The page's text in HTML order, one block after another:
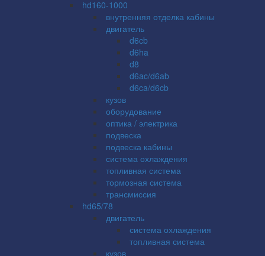
hd160-1000
внутренняя отделка кабины
двигатель
d6cb
d6ha
d8
d6ac/d6ab
d6ca/d6cb
кузов
оборудование
оптика / электрика
подвеска
подвеска кабины
система охлаждения
топливная система
тормозная система
трансмиссия
hd65/78
двигатель
система охлаждения
топливная система
кузов